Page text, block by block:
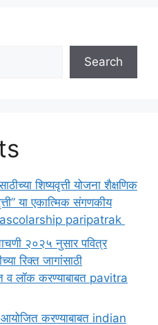
Search
शिष्यवृत्ती योजना शैक्षणिक
या एकात्मिक संगणकीय
paripatrak
२०२५ नुसार पवित्र
रिक्त जागांसाठी
व लॉक करण्याबाबत pavitra
आयोजित करण्याबाबत indian